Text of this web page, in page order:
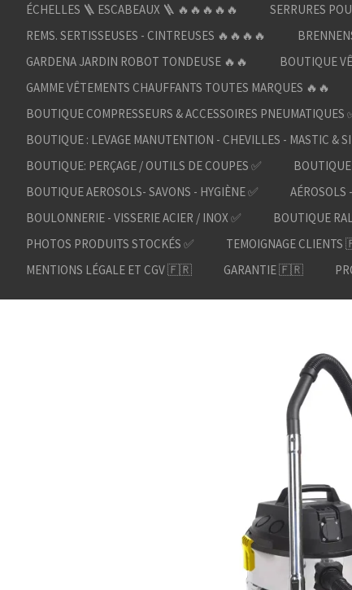
ÉCHELLES 🪜 ESCABEAUX 🪜 🔥🔥🔥🔥🔥
SERRURES
REMS. SERTISSEUSES - CINTREUSES 🔥🔥🔥🔥
GARDENA JARDIN ROBOT TONDEUSE 🔥🔥
BOUTIQUE
GAMME VÊTEMENTS CHAUFFANTS TOUTES MARQUES 🔥🔥
BOUTIQUE COMPRESSEURS & ACCESSOIRES PNEUMATIQUES
BOUTIQUE : LEVAGE MANUTENTION - CHEVILLES - MASTIC &
BOUTIQUE: PERÇAGE / OUTILS DE COUPES ✅
BOUTIQUE
BOUTIQUE AEROSOLS- SAVONS - HYGIÈNE ✅
AÉROSOLS
BOULONNERIE - VISSERIE ACIER / INOX ✅
BOUTIQUE
PHOTOS PRODUITS STOCKÉS ✅
TEMOIGNAGE
MENTIONS LÉGALE ET CGV 🇫🇷
GARANTIE 🇫🇷